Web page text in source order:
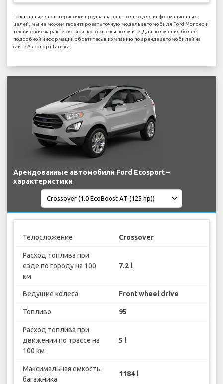
Показанные характеристики предназначены только для информационных
целей, мы не можем гарантировать точную модель автомобиля Ford Mondeo и
технические характеристики, которые вы получите. Для получения более
подробной информации обратитесь в компанию по аренде автомобилей на
сайте Аэропорт Larnaca.
Арендованные автомобили Ford Ecosport –
характеристики
Телосложение Crossover
Расход топлива при
езде по городу на 100
км
7.2 l
Ведущие колеса Front wheel drive
Топливо 95
Расход топлива при
движении по трассе на
100 км
5 l
Максимальная емкость
багажника
1184 l